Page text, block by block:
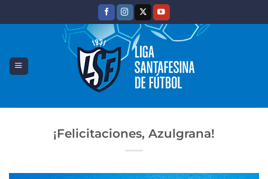
¡Felicitaciones, Azulgrana!